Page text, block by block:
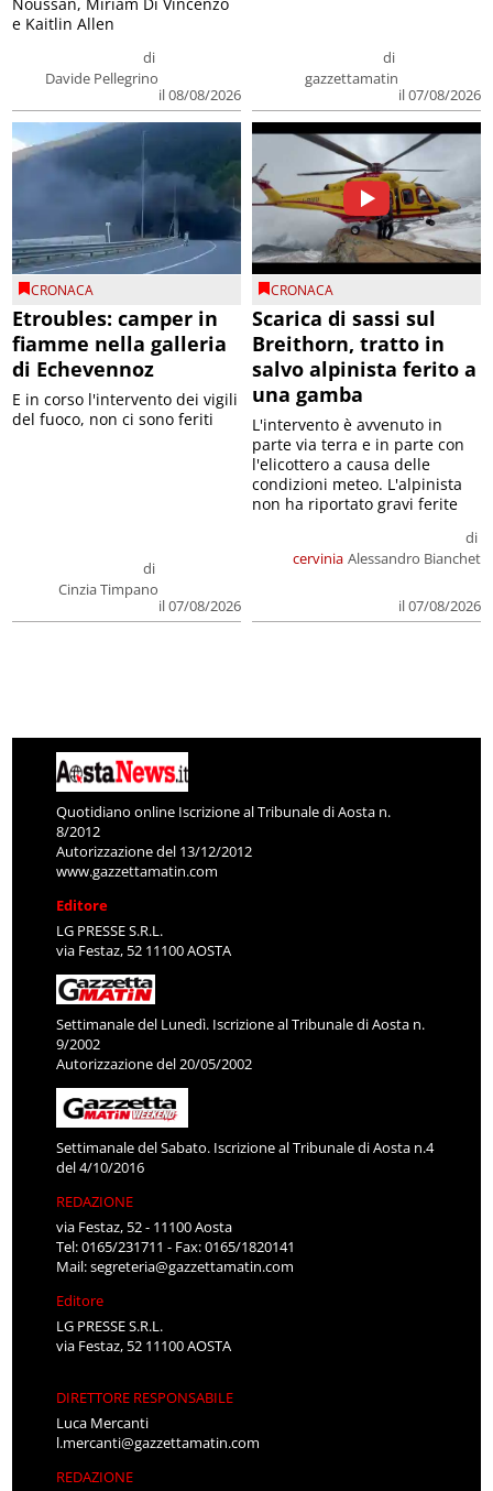
di
Davide Pellegrino
il 08/08/2026
e Kaitlin Allen
di
gazzettamatin
il 07/08/2026
CRONACA
Etroubles: camper in
fiamme nella galleria
di Echevennoz
di
Cinzia Timpano
il 07/08/2026
E in corso l'intervento dei vigili
del fuoco, non ci sono feriti
CRONACA
Scarica di sassi sul
Breithorn, tratto in
salvo alpinista ferito a
una gamba
cervinia
di
Alessandro Bianchet
il 07/08/2026
L'intervento è avvenuto in
parte via terra e in parte con
l'elicottero a causa delle
condizioni meteo. L'alpinista
non ha riportato gravi ferite
Quotidiano online Iscrizione al Tribunale di Aosta n.
8/2012
Autorizzazione del 13/12/2012
www.gazzettamatin.com
Editore
LG PRESSE S.R.L.
via Festaz, 52 11100 AOSTA
Settimanale del Lunedì. Iscrizione al Tribunale di Aosta n.
9/2002
Autorizzazione del 20/05/2002
Settimanale del Sabato. Iscrizione al Tribunale di Aosta n.4
del 4/10/2016
REDAZIONE
via Festaz, 52 - 11100 Aosta
Tel: 0165/231711 - Fax: 0165/1820141
Mail:segreteria@gazzettamatin.com
Editore
LG PRESSE S.R.L.
via Festaz, 52 11100 AOSTA
DIRETTORE RESPONSABILE
Luca Mercanti
l.mercanti@gazzettamatin.com
REDAZIONE